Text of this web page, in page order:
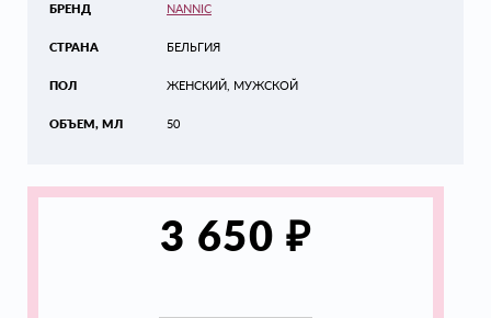
БРЕНД
СТРАНА
ПОЛ
ОБЪЕМ, МЛ
NANNIC
БЕЛЬГИЯ
ЖЕНСКИЙ, МУЖСКОЙ
50
3 650 ₽